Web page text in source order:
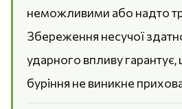
неможливими або надто
Збереження несучої
ударного впливу
буріння не виникне